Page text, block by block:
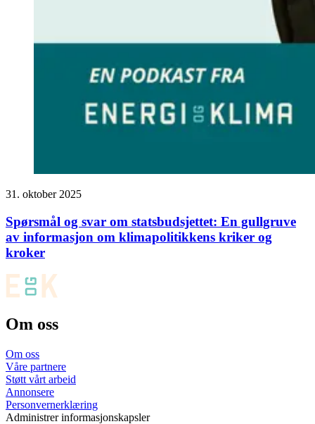
31. oktober 2025
Spørsmål og svar om statsbudsjettet: En gullgruve
av informasjon om klimapolitikkens kriker og
kroker
Om oss
Om oss
Våre partnere
Støtt vårt arbeid
Annonsere
Personvernerklæring
Administrer informasjonskapsler